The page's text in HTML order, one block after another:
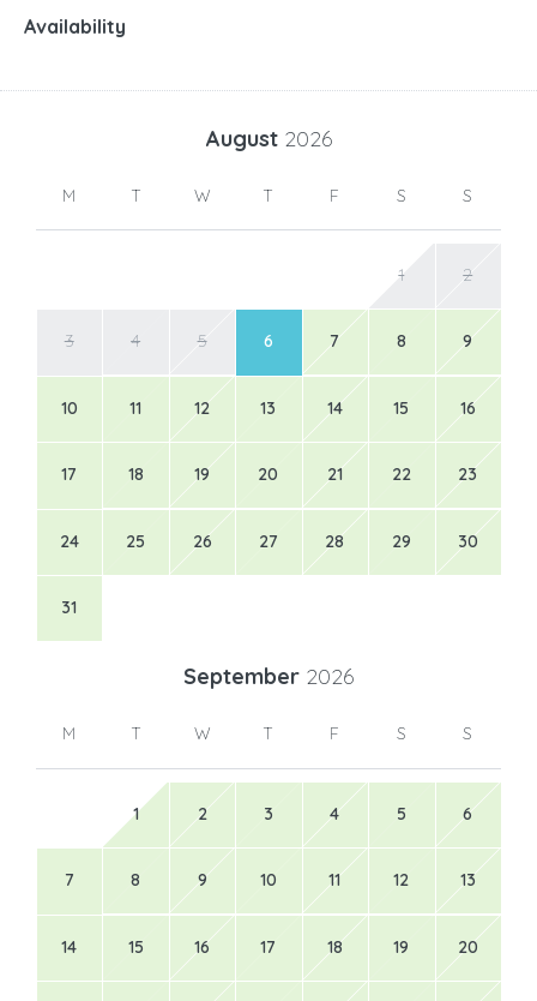
Availability
August 2026
M T W T F S S
1 2
3 4 5 6 7 8 9
10 11 12 13 14 15 16
17 18 19 20 21 22 23
24 25 26 27 28 29 30
31
September 2026
M T W T F S S
1 2 3 4 5 6
7 8 9 10 11 12 13
14 15 16 17 18 19 20